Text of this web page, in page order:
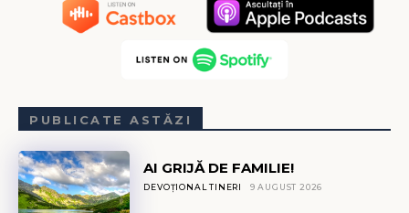
PUBLICATE ASTĂZI
AI GRIJĂ DE FAMILIE!
DEVOȚIONAL TINERI 9 AUGUST 2026